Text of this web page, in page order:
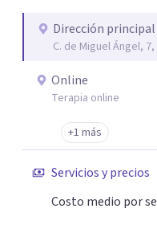
además con un servicio
trabajo de "Terapia del
Dirección principal
C. de Miguel Ángel,
Online
Terapia online
+1 más
Servicios y precios
Costo medio por